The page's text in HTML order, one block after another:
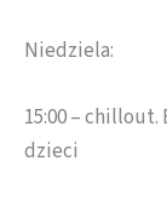
Niedziela:
15:00 –
dzieci